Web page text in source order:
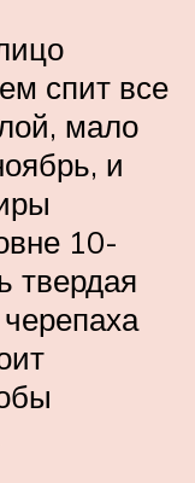
спит все
мало
и
10-
твердая